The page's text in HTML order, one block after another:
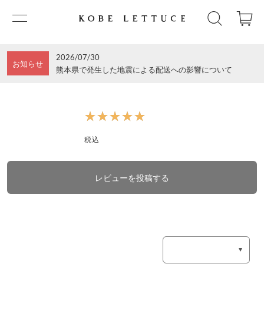
お知らせ
2026/07/30
熊本県で発生した地震による配送への影響について
★★★★★
★★★★★
税込
レビューを投稿する